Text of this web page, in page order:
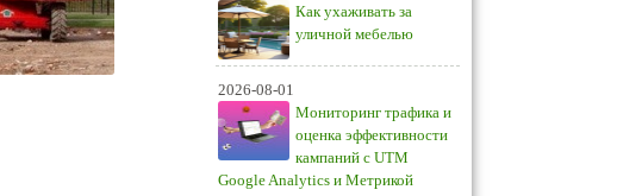
Как ухаживать за
уличной мебелью
2026-08-01
Мониторинг трафика и
оценка эффективности
кампаний с UTM
Google Analytics и Метрикой